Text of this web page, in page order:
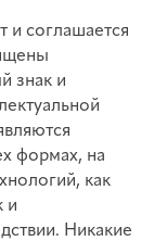
и соглашается
знак и
формах, на
как
и
Никакие